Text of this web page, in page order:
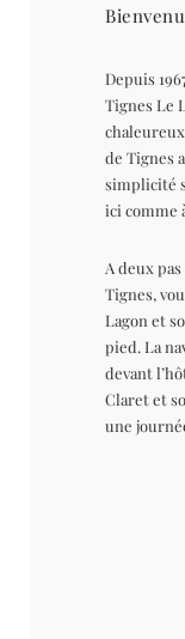
Depuis
Tignes Le
de Tignes
simplicité
ici comme
A deux
Tignes,
Lagon et
pied. La
devant
Claret et
une